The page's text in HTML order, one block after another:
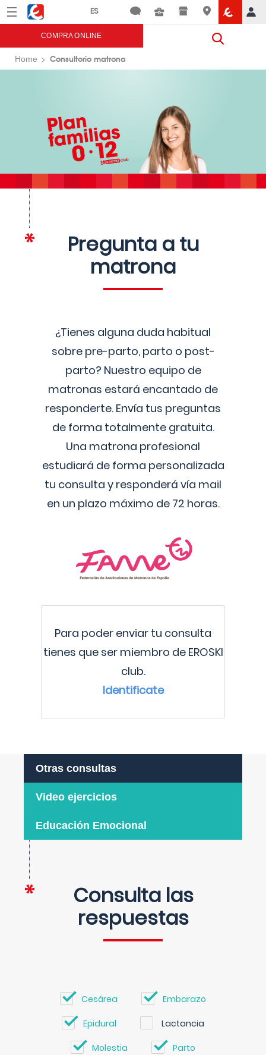
Menú Eroski
COMPRA ONLINE
Home Consultorio matrona
Pregunta a tu
matrona
¿Tienes alguna duda habitual
sobre pre-parto, parto o post-
parto? Nuestro equipo de
matronas estará encantado de
responderte. Envía tus preguntas
de forma totalmente gratuita.
Una matrona profesional
estudiará de forma personalizada
tu consulta y responderá vía mail
en un plazo máximo de 72 horas.
Para poder enviar tu consulta
tienes que ser miembro de EROSKI
club.
Identificate
Otras consultas
Video ejercicios
Educación Emocional
Consulta las
respuestas
Cesárea Embarazo
Epidural Lactancia
Molestia Parto